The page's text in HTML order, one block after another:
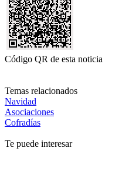
Código QR de esta noticia
Temas relacionados
Navidad
Asociaciones
Cofradías
Te puede interesar